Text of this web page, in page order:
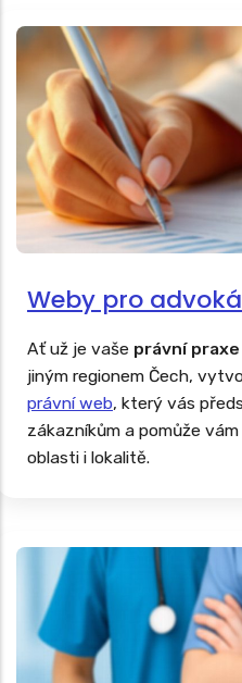
Weby pro
Ať už je vaše právní praxe
jiným regionem Čech,
právní web, který vás
zákazníkům a pomůže
oblasti i lokalitě.